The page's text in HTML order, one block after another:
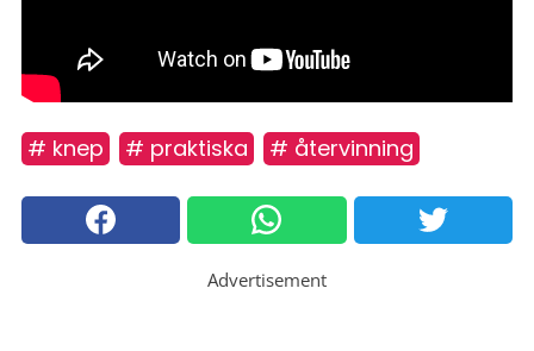
# knep # praktiska # återvinning
Advertisement